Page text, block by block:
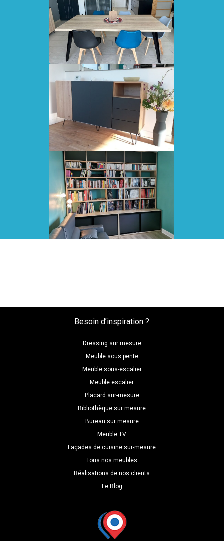
Besoin d’inspiration ?
Dressing sur mesure
Meuble sous pente
Meuble sous-escalier
Meuble escalier
Placard sur-mesure
Bibliothèque sur mesure
Bureau sur mesure
Meuble TV
Façades de cuisine sur-mesure
Tous nos meubles
Réalisations de nos clients
Le Blog